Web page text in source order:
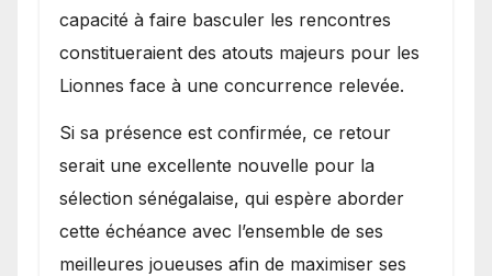
capacité à faire basculer les rencontres
constitueraient des atouts majeurs pour les
Lionnes face à une concurrence relevée.
Si sa présence est confirmée, ce retour
serait une excellente nouvelle pour la
sélection sénégalaise, qui espère aborder
cette échéance avec l’ensemble de ses
meilleures joueuses afin de maximiser ses